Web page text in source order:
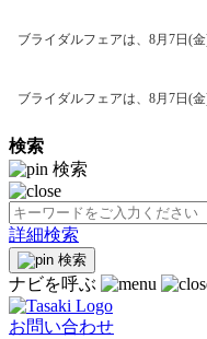
ブライダルフェアは、8月7日(
ブライダルフェアは、8月7日(
検索
検索
詳細検索
検索
ナビを呼ぶ
お問い合わせ